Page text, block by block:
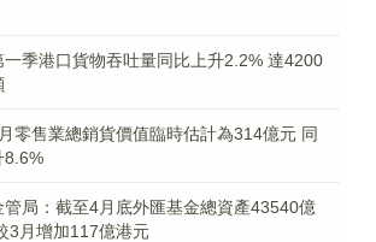
一季港口貨物吞吐量同比上升2.2% 達4200
零售業總銷貨價值臨時估計為314億元 同
8.6%
管局：截至4月底外匯基金總資產43540億
3月增加117億港元